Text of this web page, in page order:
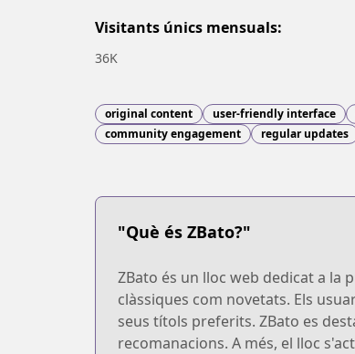
Visitants únics mensuals:
36K
original content user-friendly interface
community engagement
regular updates
"Què és ZBato?"
ZBato és un lloc web dedicat a la
clàssiques com novetats. Els
seus títols preferits. ZBato es
recomanacions. A més, el lloc